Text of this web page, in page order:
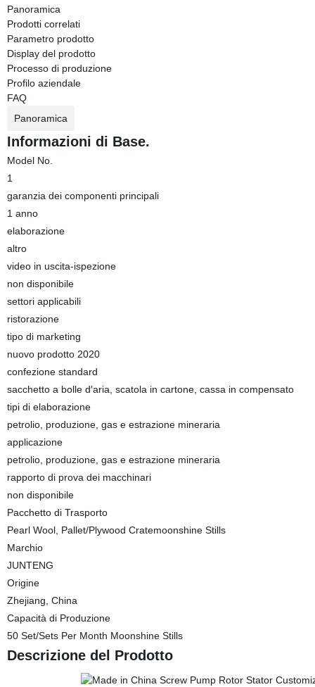
Panoramica
Prodotti correlati
Parametro prodotto
Display del prodotto
Processo di produzione
Profilo aziendale
FAQ
Panoramica
Informazioni di Base.
Model No.
1
garanzia dei componenti principali
1 anno
elaborazione
altro
video in uscita-ispezione
non disponibile
settori applicabili
ristorazione
tipo di marketing
nuovo prodotto 2020
confezione standard
sacchetto a bolle d′aria, scatola in cartone, cassa in compensato
tipi di elaborazione
petrolio, produzione, gas e estrazione mineraria
applicazione
petrolio, produzione, gas e estrazione mineraria
rapporto di prova dei macchinari
non disponibile
Pacchetto di Trasporto
Pearl Wool, Pallet/Plywood Cratemoonshine Stills
Marchio
JUNTENG
Origine
Zhejiang, China
Capacità di Produzione
50 Set/Sets Per Month Moonshine Stills
Descrizione del Prodotto